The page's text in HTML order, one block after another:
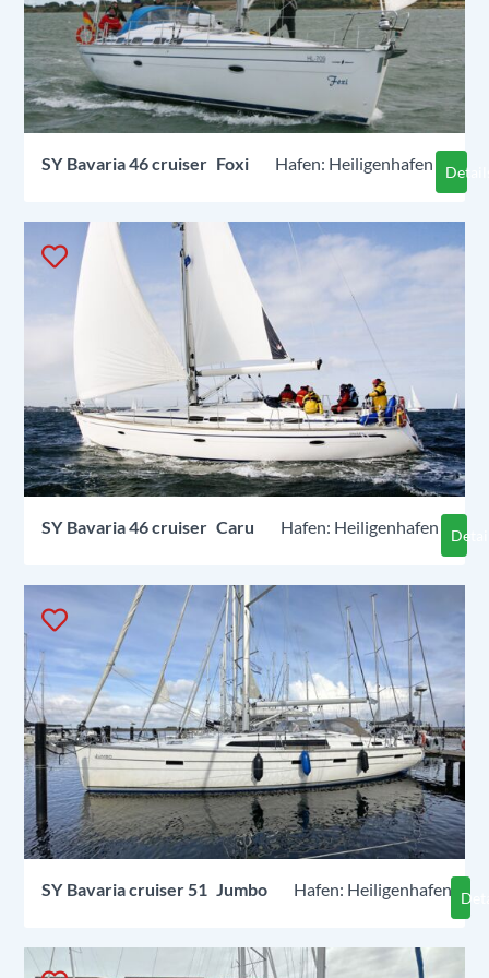
SY Bavaria 46 cruiser Foxi Heiligenhafen
SY Bavaria 46 cruiser Caru Heiligenhafen
SY Bavaria cruiser 51 Jumbo Heiligenhafen